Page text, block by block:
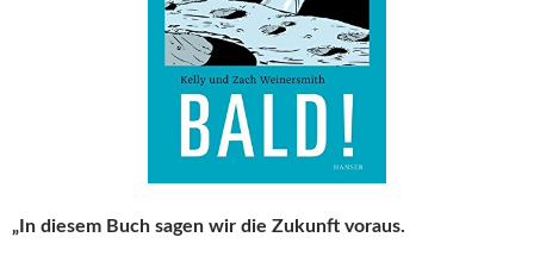
„In diesem Buch sagen wir die Zukunft voraus.